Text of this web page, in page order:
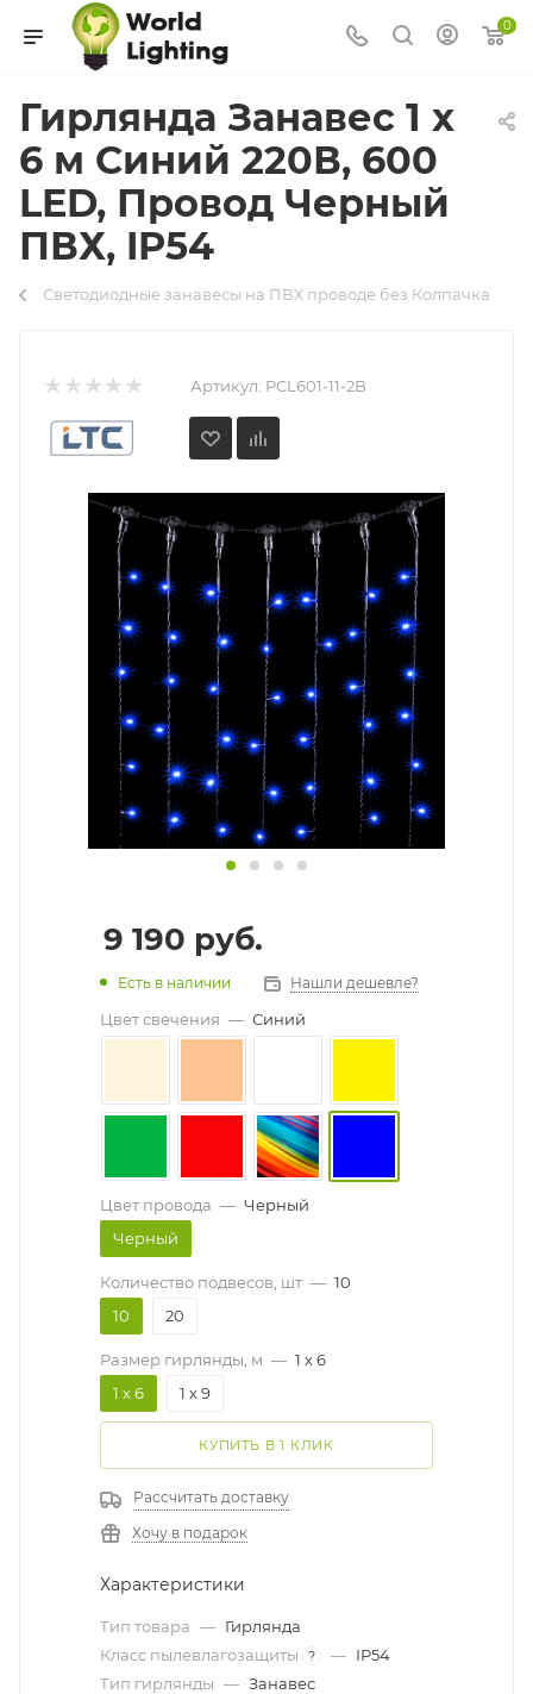
0
Гирлянда Занавес 1 x
6 м Синий 220В, 600
LED, Провод Черный
ПВХ, IP54
Светодиодные занавесы на ПВХ проводе без Колпачка
Артикул: PCL601-11-2B
9 190 руб.
Есть в наличии Нашли дешевле?
Цвет свечения — Синий
Цвет провода — Черный
Черный
Количество подвесов, шт — 10
10
20
Размер гирлянды, м — 1 х 6
1 х 6
1 х 9
КУПИТЬ В 1 КЛИК
Рассчитать доставку
Хочу в подарок
Характеристики
Тип товара — Гирлянда
Класс пылевлагозащиты
? — IP54
Тип гирлянды — Занавес